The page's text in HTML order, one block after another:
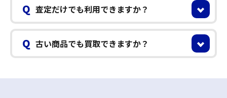
Q 査定だけでも利用できますか？
Q 古い商品でも買取できますか？